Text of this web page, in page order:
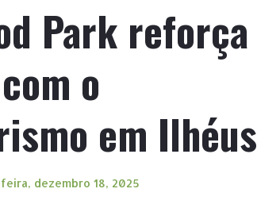
Park reforça
o
em Ilhéus
dezembro 18, 2025